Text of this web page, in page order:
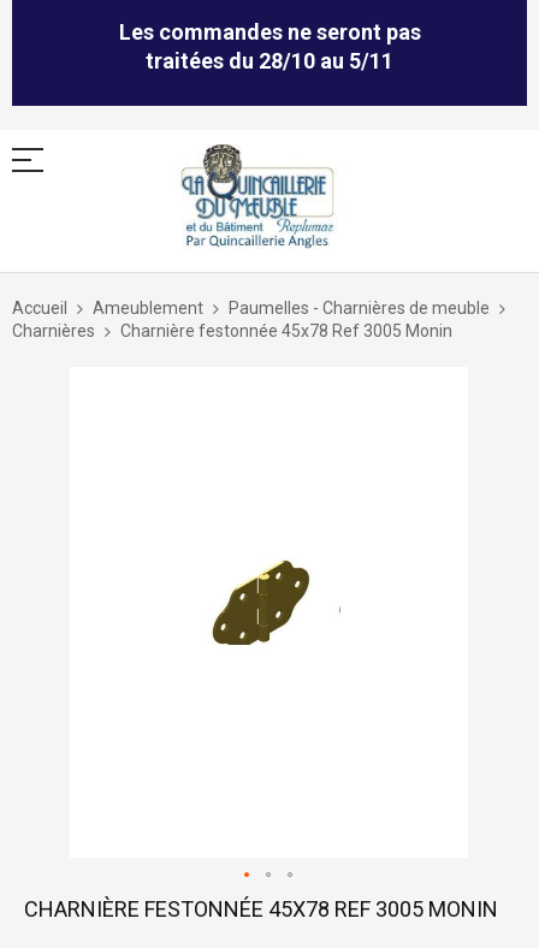
Les commandes ne seront pas
traitées du 28/10 au 5/11
Allez
contenu
Accueil Ameublement
Paumelles - Charnières de meuble
Charnières
Charnière festonnée 45x78 Ref 3005 Monin
Skip
CHARNIÈRE FESTONNÉE 45X78 REF 3005 MONIN